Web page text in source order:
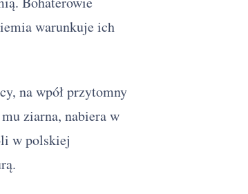
warunkuje ich
na wpół przytomny
ziarna, nabiera w
w polskiej